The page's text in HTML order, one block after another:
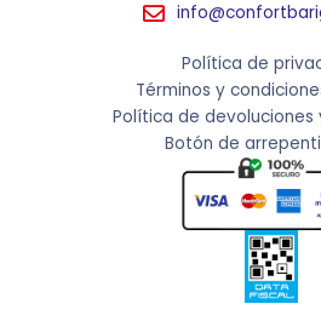
Política de
Términos y
Política de devoluciones
Botón de